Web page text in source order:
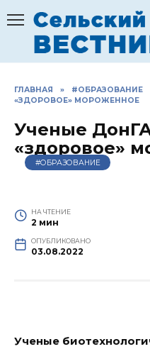
содержанию
ГЛАВНАЯ » #ОБРАЗОВАНИЕ
«ЗДОРОВОЕ» МОРОЖЕННОЕ
Ученые
«здоровое»
#ОБРАЗОВАНИЕ
НА ЧТЕНИЕ
2 мин
ОПУБЛИКОВАНО
03.08.2022
Ученые